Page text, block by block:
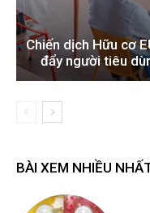
Chiến dịch Hữu cơ
đẩy người tiêu
BÀI XEM NHIỀU